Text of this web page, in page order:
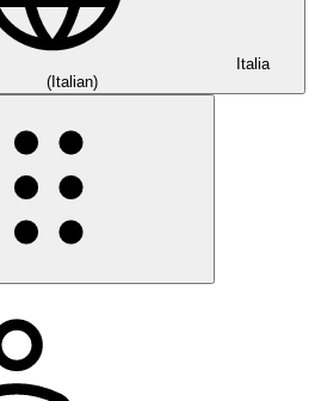
Italia
(Italian)